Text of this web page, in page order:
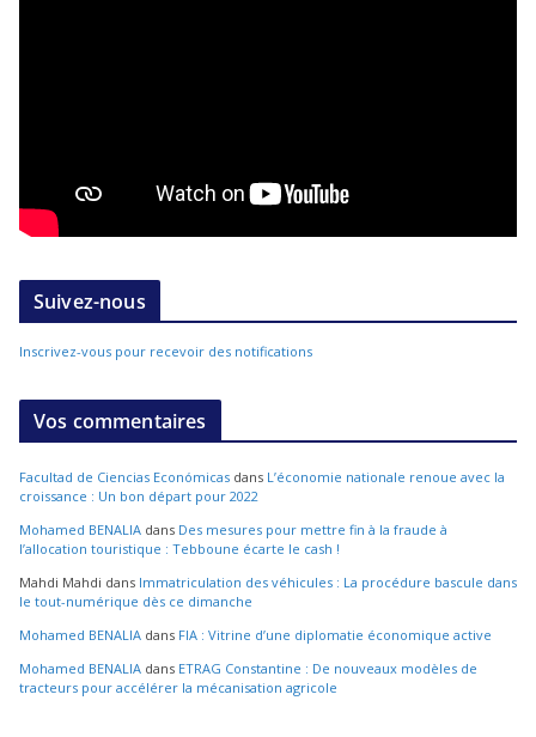
Suivez-nous
Inscrivez-vous pour recevoir des notifications
Vos commentaires
Facultad de Ciencias Económicas dans L’économie nationale renoue avec la
croissance : Un bon départ pour 2022
Mohamed BENALIA dans Des mesures pour mettre fin à la fraude à
l’allocation touristique : Tebboune écarte le cash !
Mahdi Mahdi dans Immatriculation des véhicules : La procédure bascule dans
le tout-numérique dès ce dimanche
Mohamed BENALIA dans FIA : Vitrine d’une diplomatie économique active
Mohamed BENALIA dans ETRAG Constantine : De nouveaux modèles de
tracteurs pour accélérer la mécanisation agricole